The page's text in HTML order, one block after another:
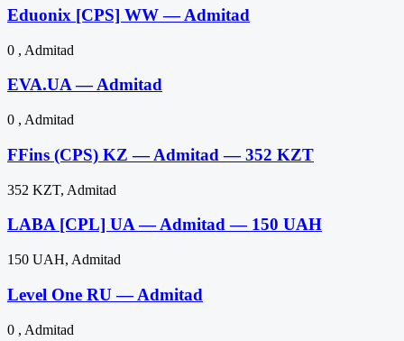
Eduonix [CPS] WW — Admitad
0 , Admitad
EVA.UA — Admitad
0 , Admitad
FFins (CPS) KZ — Admitad — 352 KZT
352 KZT, Admitad
LABA [CPL] UA — Admitad — 150 UAH
150 UAH, Admitad
Level One RU — Admitad
0 , Admitad